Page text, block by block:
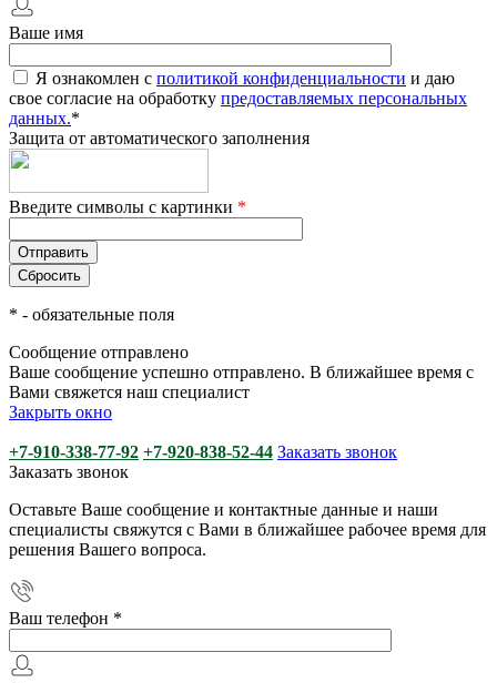
Ваше имя
Я ознакомлен с политикой конфиденциальности и даю
свое согласие на обработку предоставляемых персональных
данных.*
Защита от автоматического заполнения
Введите символы с картинки *
* - обязательные поля
Сообщение отправлено
Ваше сообщение успешно отправлено. В ближайшее время с
Вами свяжется наш специалист
Закрыть окно
+7-910-338-77-92 +7-920-838-52-44 Заказать звонок
Заказать звонок
Оставьте Ваше сообщение и контактные данные и наши
специалисты свяжутся с Вами в ближайшее рабочее время для
решения Вашего вопроса.
Ваш телефон *